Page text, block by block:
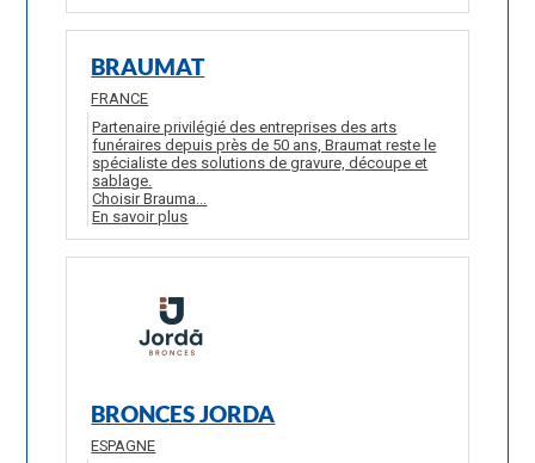
BRAUMAT
FRANCE
Partenaire privilégié des entreprises des arts
funéraires depuis près de 50 ans, Braumat reste le
spécialiste des solutions de gravure, découpe et
sablage.
Choisir Brauma...
En savoir plus
BRONCES JORDA
ESPAGNE